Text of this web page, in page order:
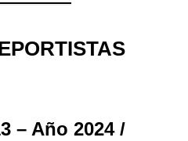
– Año 2024 /